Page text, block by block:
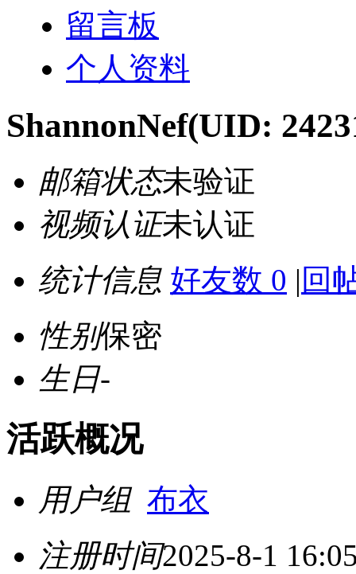
留言板
个人资料
ShannonNef(UID:
邮箱状态未验证
视频认证未认证
统计信息 好友数 0 | 回
性别保密
生日-
活跃概况
用户组 布衣
注册时间2025-8-1